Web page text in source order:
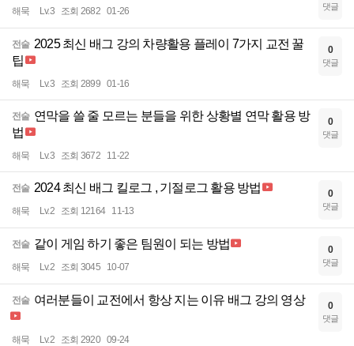
해묵 Lv.3 조회 2682 01-26 댓글
전술 2025 최신 배그 강의 차량활용 플레이 7가지 교전 꿀
팁
해묵 Lv.3 조회 2899 01-16
0
댓글
전술 연막을 쓸 줄 모르는 분들을 위한 상황별 연막 활용 방
법
해묵 Lv.3 조회 3672 11-22
0
댓글
전술 2024 최신 배그 킬로그 , 기절로그 활용 방법
해묵 Lv.2 조회 12164 11-13
0
댓글
전술 같이 게임 하기 좋은 팀원이 되는 방법
해묵 Lv.2 조회 3045 10-07
0
댓글
전술 여러분들이 교전에서 항상 지는 이유 배그 강의 영상
해묵 Lv.2 조회 2920 09-24
0
댓글